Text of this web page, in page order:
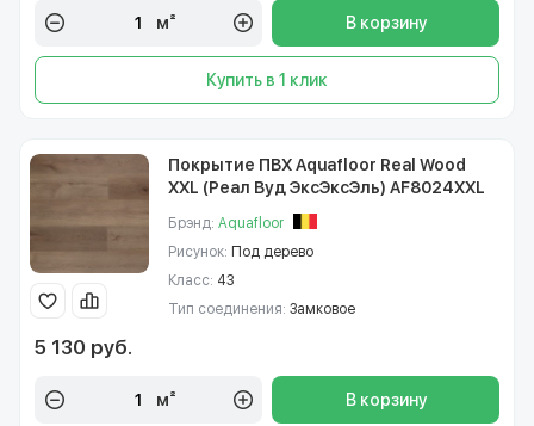
м² В корзину
Купить в 1 клик
Покрытие ПВХ Aquafloor Real Wood
XXL (Реал Вуд ЭксЭксЭль) AF8024XXL
Брэнд: Aquafloor
Рисунок: Под дерево
Класс: 43
Тип соединения: Замковое
5 130 руб.
м² В корзину